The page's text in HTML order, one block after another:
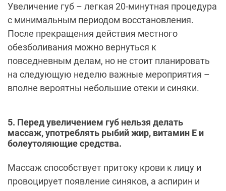
Увеличение губ – легкая 20-минутная процедура
с минимальным периодом восстановления.
После прекращения действия местного
обезболивания можно вернуться к
повседневным делам, но не стоит планировать
на следующую неделю важные мероприятия –
вполне вероятны небольшие отеки и синяки.
5. Перед увеличением губ нельзя делать
массаж, употреблять рыбий жир, витамин Е и
болеутоляющие средства.
Массаж способствует притоку крови к лицу и
провоцирует появление синяков, а аспирин и